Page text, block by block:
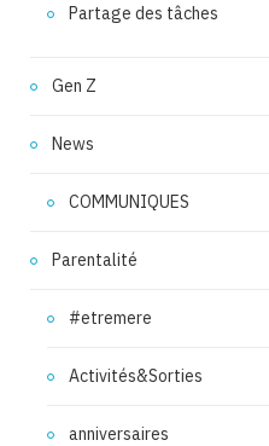
Partage des tâches
Gen Z
News
COMMUNIQUES
Parentalité
#etremere
Activités&Sorties
anniversaires